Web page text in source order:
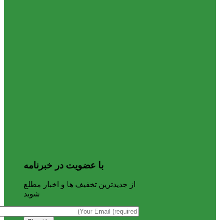
با عضویت در خبرنامه
از جدیدترین تخفیف ها و اخبار مطلع
شوید